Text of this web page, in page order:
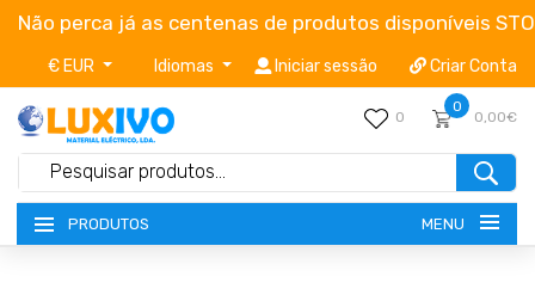
Não perca já as centenas de produtos disponíveis
€ EUR Idiomas Iniciar sessão Criar Conta
0
0
0,00€
PRODUTOS MENU